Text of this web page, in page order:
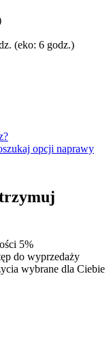
(eko: 6 godz.)
opcji naprawy
5%
do wyprzedaży
wybrane dla Ciebie